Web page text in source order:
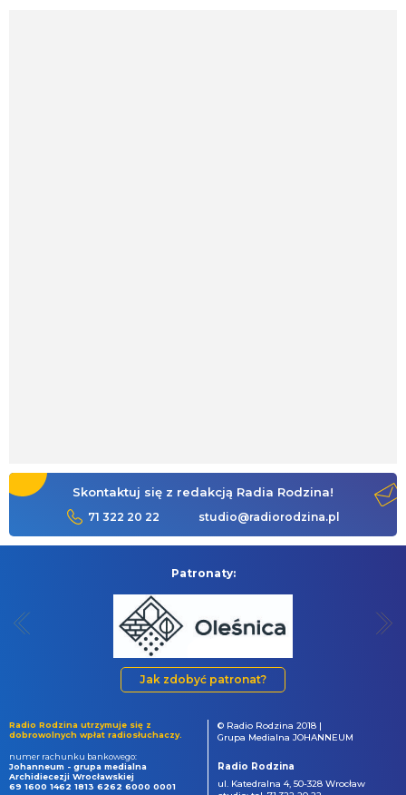
Skontaktuj się z redakcją Radia Rodzina!
71 322 20 22 studio@radiorodzina.pl
Patronaty:
Jak zdobyć patronat?
Radio Rodzina utrzymuje się z
dobrowolnych wpłat radiosłuchaczy.
numer rachunku bankowego:
Johanneum - grupa medialna
Archidiecezji Wrocławskiej
69 1600 1462 1813 6262 6000 0001
© Radio Rodzina 2018 |
Grupa Medialna JOHANNEUM
Radio Rodzina
ul. Katedralna 4, 50-328 Wrocław